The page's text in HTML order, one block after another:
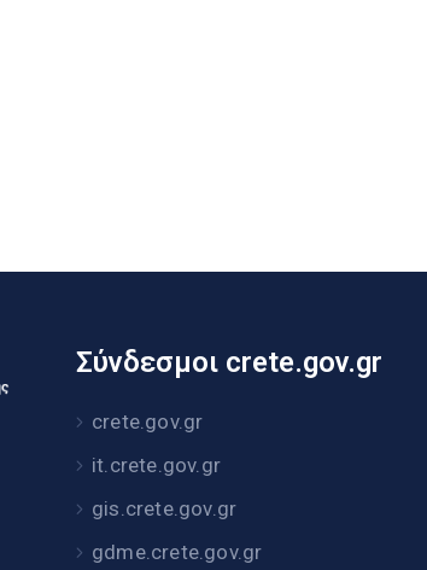
Σύνδεσμοι crete.gov.gr
crete.gov.gr
it.crete.gov.gr
gis.crete.gov.gr
gdme.crete.gov.gr